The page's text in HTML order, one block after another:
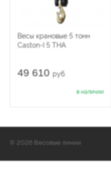
Весы крановые 5 тонн
Caston-I 5 THA
49 610 руб.
в наличии
2026 Весовые линии